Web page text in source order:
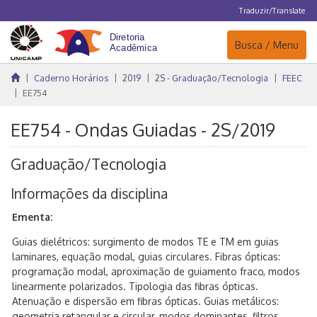
Traduzir/Translate
Navegação
Busca / Menu
Caderno Horários 2019 2S - Graduação/Tecnologia
FEEC
EE754
EE754 - Ondas Guiadas - 2S/2019
Graduação/Tecnologia
Informações da disciplina
Ementa:
Guias dielétricos: surgimento de modos TE e TM em guias
laminares, equação modal, guias circulares. Fibras ópticas:
programação modal, aproximação de guiamento fraco, modos
linearmente polarizados. Tipologia das fibras ópticas.
Atenuação e dispersão em fibras ópticas. Guias metálicos: